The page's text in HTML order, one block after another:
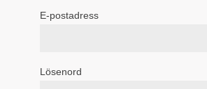
E-postadress
Lösenord